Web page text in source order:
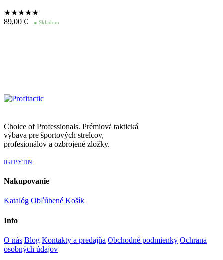
★★★★★
89,00 € ● Skladom
Choice of Professionals. Prémiová taktická
výbava pre športových strelcov,
profesionálov a ozbrojené zložky.
IGFBYTIN
Nakupovanie
Katalóg Obľúbené Košík
Info
O nás Blog Kontakty a predajňa Obchodné podmienky Ochrana
osobných údajov